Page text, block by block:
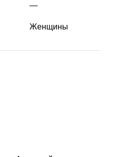
—
Женщины